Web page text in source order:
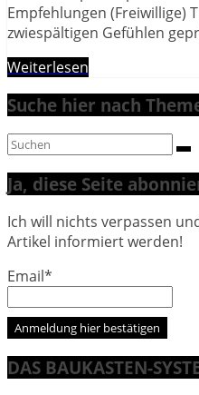
Empfehlungen (Freiwillige)
zwiespältigen Gefühlen
Weiterlesen
Suche hier nach
Ja, diese Seite
Ich will nichts verpassen
Artikel informiert werden!
Email*
DAS BAUKASTEN-